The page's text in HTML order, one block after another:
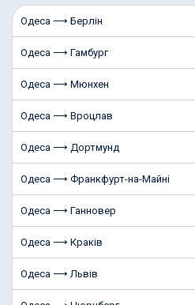
Одеса ⟶ Берлін
Одеса ⟶ Гамбург
Одеса ⟶ Мюнхен
Одеса ⟶ Вроцлав
Одеса ⟶ Дортмунд
Одеса ⟶ Франкфурт-на-Майні
Одеса ⟶ Ганновер
Одеса ⟶ Краків
Одеса ⟶ Львів